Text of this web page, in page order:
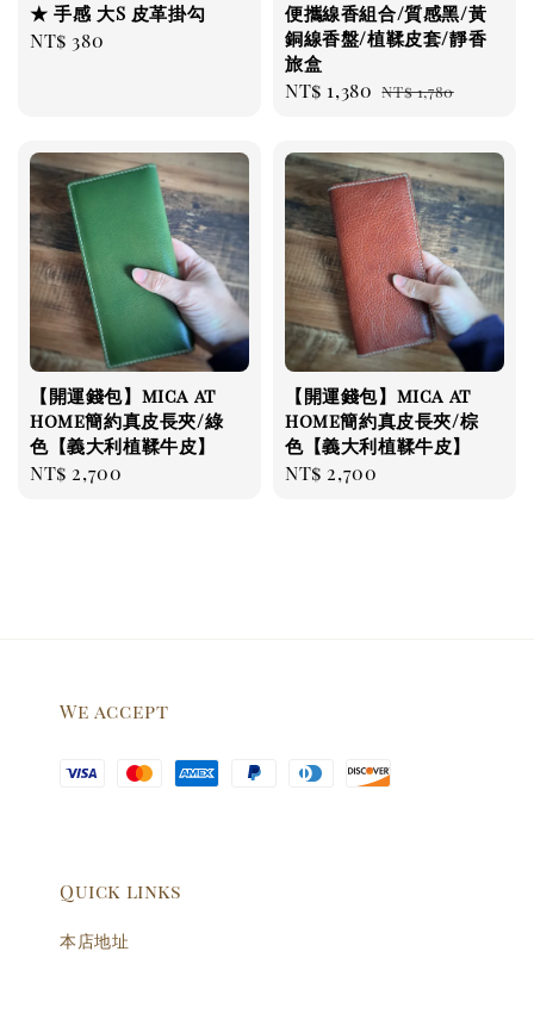
★ 手感 大S 皮革掛勾
Regular
NT$ 380
便攜線香組合/質感黑/黃
銅線香盤/植鞣皮套/靜香
旅盒
Sale
NT$ 1,380 Regular
NT$ 1,780
【開運錢包】mica at
home簡約真皮長夾/綠
色【義大利植鞣牛皮】
Regular
NT$ 2,700
【開運錢包】mica at
home簡約真皮長夾/棕
色【義大利植鞣牛皮】
Regular
NT$ 2,700
We accept
Quick links
本店地址